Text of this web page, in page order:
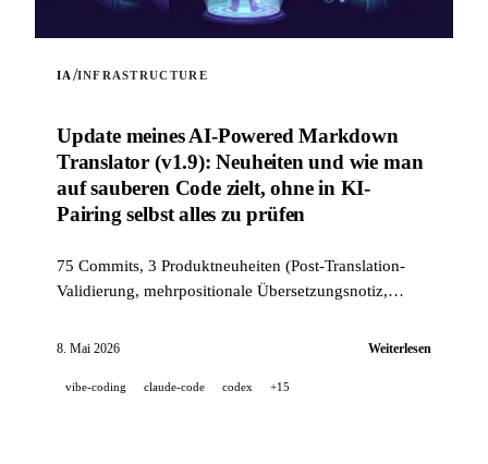
IA /INFRASTRUCTURE
Update meines AI-Powered Markdown
Translator (v1.9): Neuheiten und wie man
auf sauberen Code zielt, ohne in KI-
Pairing selbst alles zu prüfen
75 Commits, 3 Produktneuheiten (Post-Translation-
Validierung, mehrpositionale Übersetzungsnotiz,
Stack (14 Hooks, 229 Tests, KI-gestütztes PR-Review),
100 % im KI-Pairing entwickelt wird.
8. Mai 2026 Weiterlesen
vibe-coding claude-code codex +15